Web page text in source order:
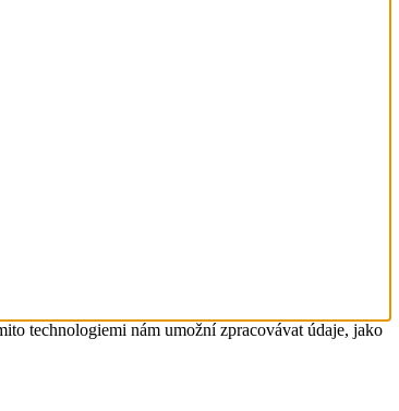
technologiemi nám umožní zpracovávat údaje, jako